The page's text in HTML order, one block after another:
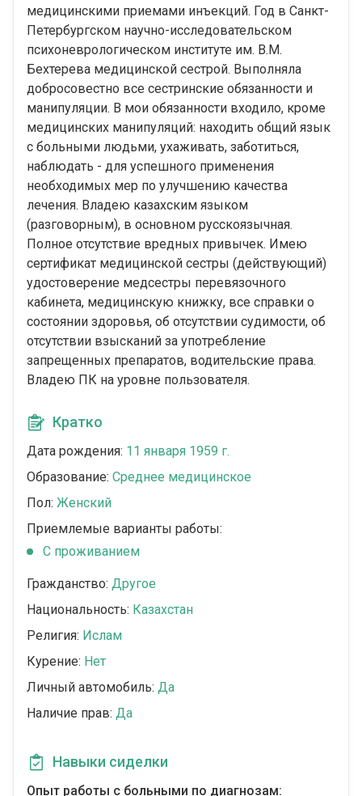
медицинскими приемами инъекций. Год в Санкт-
Петербургском научно-исследовательском
психоневрологическом институте им. В.М.
Бехтерева медицинской сестрой. Выполняла
добросовестно все сестринские обязанности и
манипуляции. В мои обязанности входило, кроме
медицинских манипуляций: находить общий язык
с больными людьми, ухаживать, заботиться,
наблюдать - для успешного применения
необходимых мер по улучшению качества
лечения. Владею казахским языком
(разговорным), в основном русскоязычная.
Полное отсутствие вредных привычек. Имею
сертификат медицинской сестры (действующий)
удостоверение медсестры перевязочного
кабинета, медицинскую книжку, все справки о
состоянии здоровья, об отсутствии судимости, об
отсутствии взысканий за употребление
запрещенных препаратов, водительские права.
Владею ПК на уровне пользователя.
Кратко
Дата рождения: 11 января 1959 г.
Образование: Среднее медицинское
Пол: Женский
Приемлемые варианты работы:
C проживанием
Гражданство: Другое
Национальность: Казахстан
Религия: Ислам
Курение: Нет
Личный автомобиль: Да
Наличие прав: Да
Навыки сиделки
Опыт работы с больными по диагнозам: